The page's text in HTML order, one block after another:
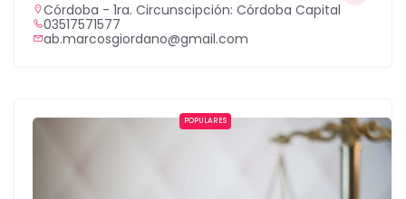
Córdoba - 1ra. Circunscipción: Córdoba Capital
03517571577
ab.marcosgiordano@gmail.com
POPULARES